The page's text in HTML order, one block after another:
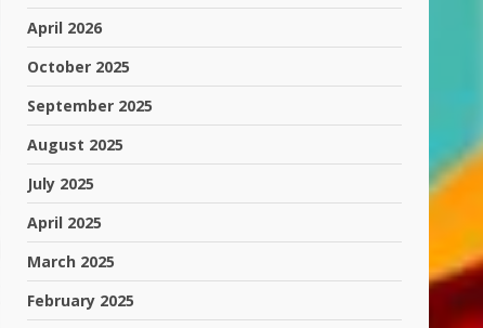
April 2026
October 2025
September 2025
August 2025
July 2025
April 2025
March 2025
February 2025